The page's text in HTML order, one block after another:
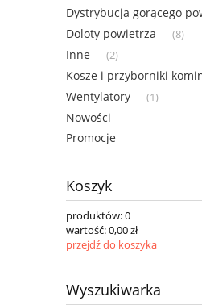
Dystrybucja gorącego
Doloty powietrza (8)
Inne (2)
Kosze i przyborniki
Wentylatory (1)
Nowości
Promocje
Koszyk
produktów:0
wartość:0,00 zł
przejdź do koszyka
Wyszukiwarka